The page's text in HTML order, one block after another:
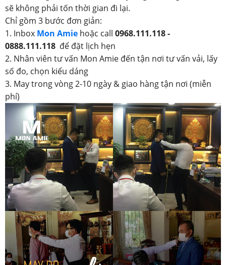
sẽ không phải tốn thời gian đi lại.
Chỉ gồm 3 bước đơn giản:
1. Inbox Mon Amie hoặc call 0968.111.118 -
0888.111.118 để đặt lịch hẹn
2. Nhân viên tư vấn Mon Amie đến tận nơi tư vấn vải, lấy
số đo, chọn kiểu dáng
3. May trong vòng 2-10 ngày & giao hàng tận nơi (miễn
phí)